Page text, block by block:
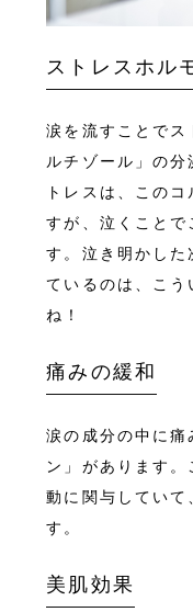
ストレスホル
涙を流すことでス
ルチゾール」の分
トレスは、この
すが、泣くことで
す。泣き明かした
ているのは、こう
ね！
痛みの緩和
涙の成分の中に痛
ン」があります
動に関与していて
す。
美肌効果